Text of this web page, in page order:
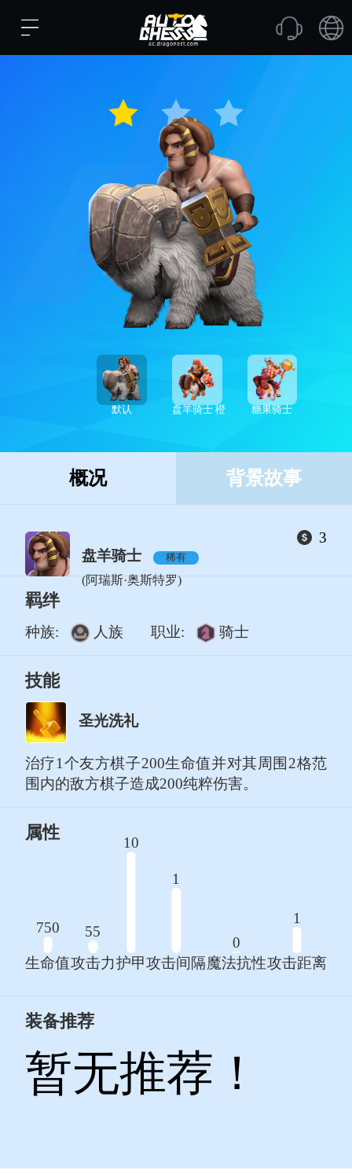
默认 盘羊骑士 橙 糖果骑士
概况 背景故事
盘羊骑士 稀有
(阿瑞斯·奥斯特罗)
3
羁绊
种族: 人族 职业: 骑士
技能
圣光洗礼
治疗1个友方棋子200生命值并对其周围2格范
围内的敌方棋子造成200纯粹伤害。
属性
750
生命值
55
攻击力
10
护甲
1
攻击间隔
0
魔法抗性
1
攻击距离
装备推荐
暂无推荐！